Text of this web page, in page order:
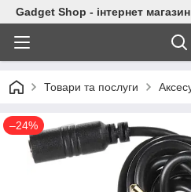
Gadget Shop - інтернет магазин
Товари та послуги
–24%